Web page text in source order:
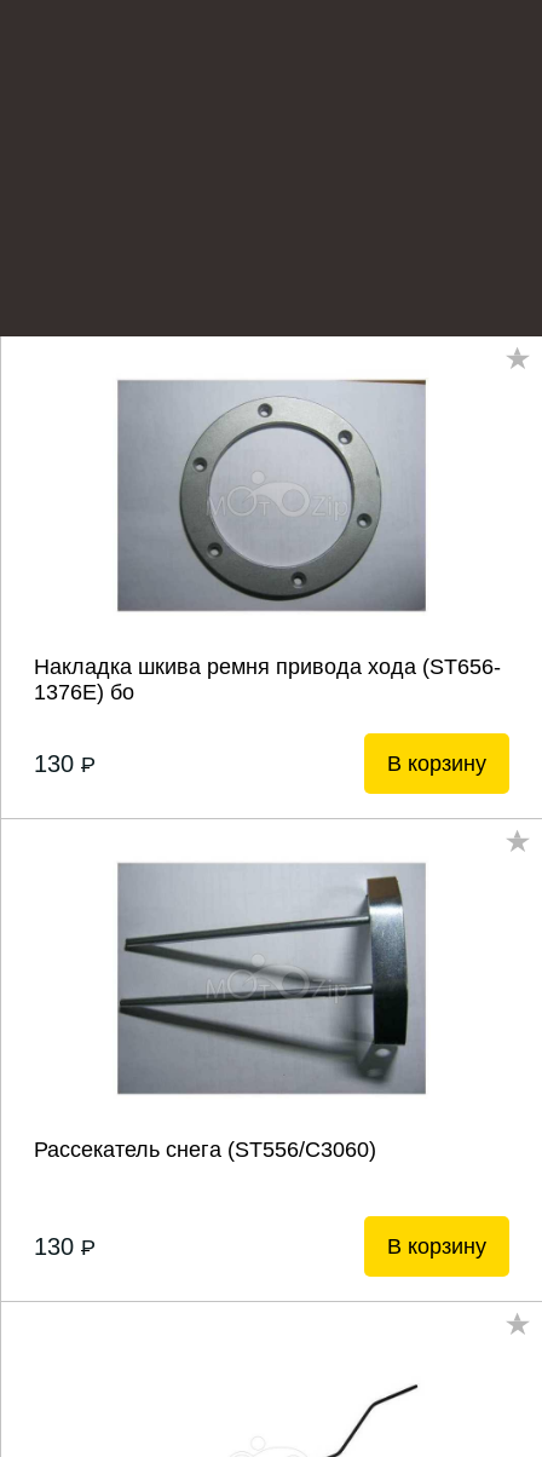
Накладка шкива ремня привода хода (ST656-
1376Е) бо
130 P В корзину
Рассекатель снега (ST556/С3060)
130 P В корзину